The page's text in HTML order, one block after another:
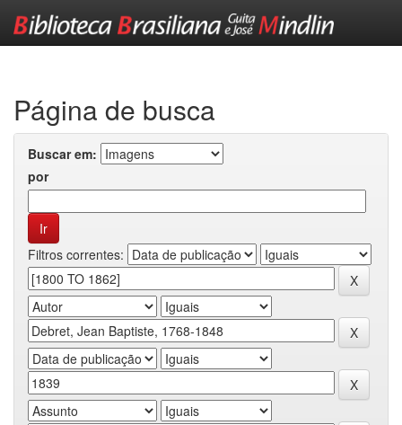
Página de busca
Buscar em:
por
Filtros correntes: